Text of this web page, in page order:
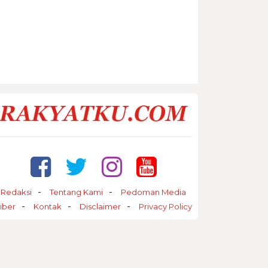
Redaksi Tentang Kami
Pedoman Media
Kontak Disclaimer Privacy Policy